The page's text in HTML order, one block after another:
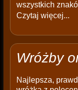
wszystkich
Czytaj więcej...
Wróżby
Najlepsza,